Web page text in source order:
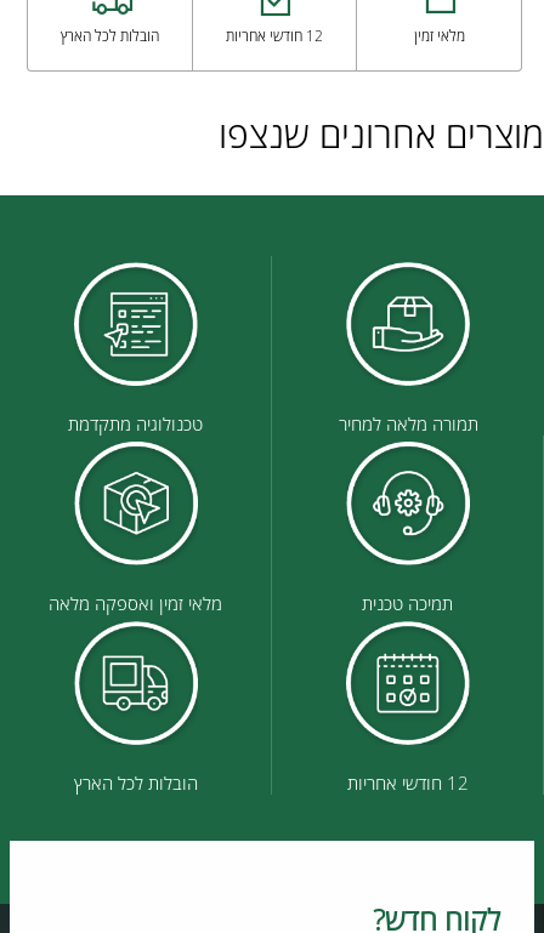
מלאי זמין 12 חודשי אחריות הובלות לכל הארץ
מוצרים אחרונים שנצפו
תמורה מלאה למחיר טכנולוגיה מתקדמת
תמיכה טכנית מלאי זמין ואספקה מלאה
12 חודשי אחריות הובלות לכל הארץ
לקוח חדש?